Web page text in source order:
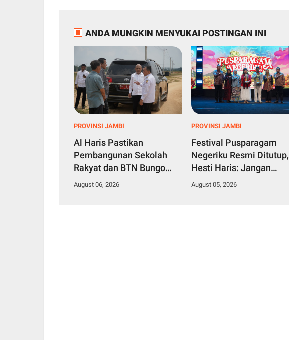
ANDA MUNGKIN MENYUKAI POSTINGAN INI
PROVINSI JAMBI
Al Haris Pastikan
Pembangunan Sekolah
Rakyat dan BTN Bungo
Green City Beri Manfaat
August 06, 2026
PROVINSI JAMBI
Festival Pusparagam
Negeriku Resmi Ditutup,
Hesti Haris: Jangan
Pernah Malu dengan
August 05, 2026